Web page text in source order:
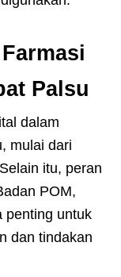
Palsu
dalam
mulai dari
itu, peran
POM,
penting untuk
dan tindakan